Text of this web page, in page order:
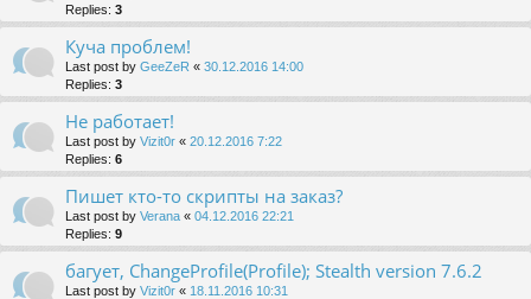
Replies: 3
Куча проблем!
Last post by GeeZeR « 30.12.2016 14:00
Replies: 3
Не работает!
Last post by Vizit0r « 20.12.2016 7:22
Replies: 6
Пишет кто-то скрипты на заказ?
Last post by Verana « 04.12.2016 22:21
Replies: 9
багует, ChangeProfile(Profile); Stealth version 7.6.2
Last post by Vizit0r « 18.11.2016 10:31